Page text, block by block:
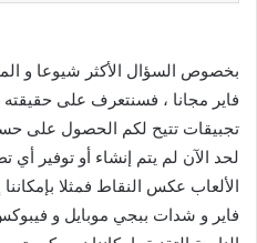
بخصوص السؤال الأكثر شيوعا و
فاير مجانا ، فسنتعرف على حقيقته
تجبيقات تتيح لكم الحصول على
لحد الآن لم يتم إنشاء أو توفير
الألعاب عكس النقاط فمثلا
فاير و شدات ببجي موبايل و